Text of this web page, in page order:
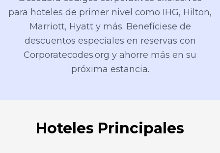
para hoteles de primer nivel como IHG, Hilton,
Marriott, Hyatt y más. Benefíciese de
descuentos especiales en reservas con
Corporatecodes.org y ahorre más en su
próxima estancia.
Hoteles Principales